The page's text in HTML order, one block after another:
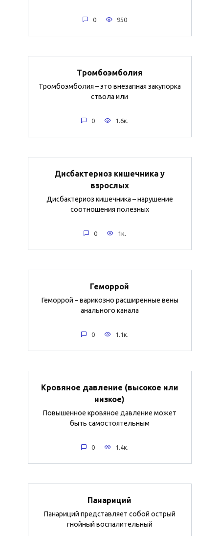
0 950
Тромбоэмболия
Тромбоэмболия – это внезапная закупорка
ствола или
0 1.6к.
Дисбактериоз кишечника у
взрослых
Дисбактериоз кишечника – нарушение
соотношения полезных
0 1к.
Геморрой
Геморрой – варикозно расширенные вены
анального канала
0 1.1к.
Кровяное давление (высокое или
низкое)
Повышенное кровяное давление может
быть самостоятельным
0 1.4к.
Панариций
Панариций представляет собой острый
гнойный воспалительный